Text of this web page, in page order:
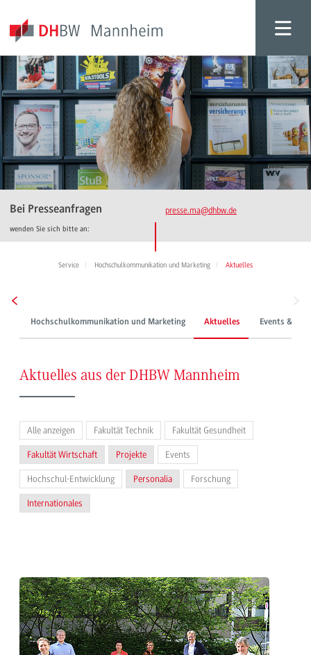
Bei Presseanfragen
wenden Sie sich bitte an:
presse.ma@dhbw.de
Service Hochschulkommunikation und Marketing Aktuelles
Hochschulkommunikation und Marketing Aktuelles Events &
Aktuelles aus der DHBW Mannheim
Alle anzeigen Fakultät Technik Fakultät Gesundheit
Fakultät Wirtschaft Projekte Events
Hochschul-Entwicklung Personalia Forschung
Internationales